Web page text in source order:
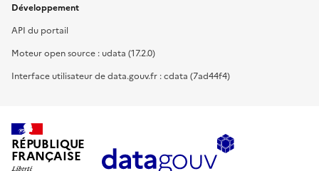
Développement
API du portail
Moteur open source : udata (17.2.0)
Interface utilisateur de data.gouv.fr : cdata (7ad44f4)
RÉPUBLIQUE
FRANÇAISE